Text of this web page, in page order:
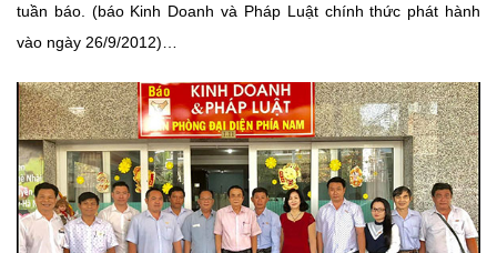
tuần báo. (báo Kinh Doanh và Pháp Luật chính thức phát hành
vào ngày 26/9/2012)…